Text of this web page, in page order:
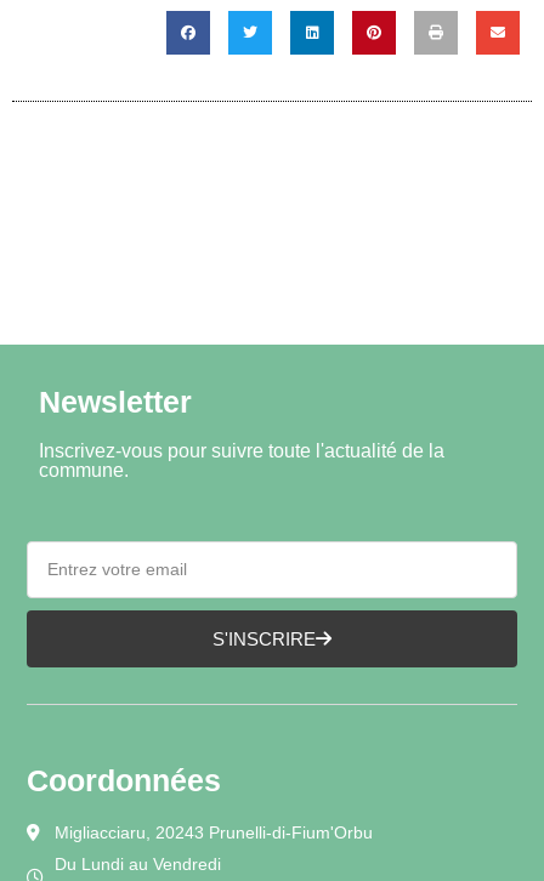
Newsletter
Inscrivez-vous pour suivre toute l'actualité de la
commune.
S'INSCRIRE
Coordonnées
Migliacciaru, 20243 Prunelli-di-Fium'Orbu
Du Lundi au Vendredi